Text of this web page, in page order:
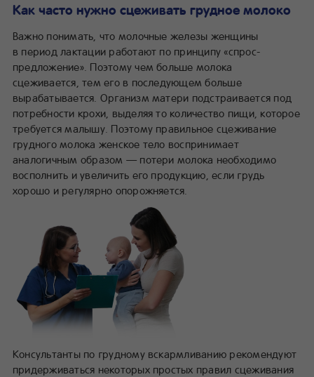
Как часто нужно сцеживать грудное молоко
Важно понимать, что молочные железы женщины
в период лактации работают по принципу «спрос-
предложение». Поэтому чем больше молока
сцеживается, тем его в последующем больше
вырабатывается. Организм матери подстраивается под
потребности крохи, выделяя то количество пищи, которое
требуется малышу. Поэтому правильное сцеживание
грудного молока женское тело воспринимает
аналогичным образом — потери молока необходимо
восполнить и увеличить его продукцию, если грудь
хорошо и регулярно опорожняется.
Консультанты по грудному вскармливанию рекомендуют
придерживаться некоторых простых правил сцеживания